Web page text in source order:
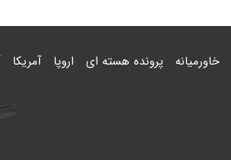
خاورمیانه پرونده هسته ای اروپا آمریکا